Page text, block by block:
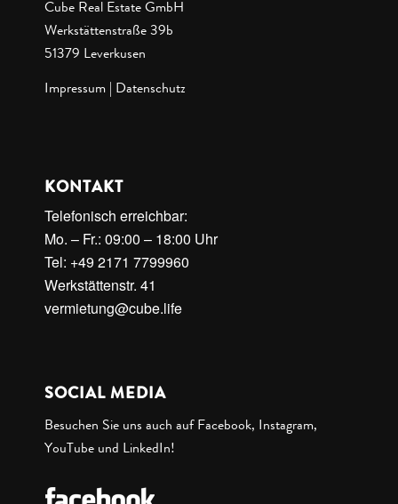
Cube Real Estate GmbH
Werkstättenstraße 39b
51379 Leverkusen
Impressum Datenschutz
KONTAKT
Telefonisch erreichbar:
Mo. – Fr.: 09:00 – 18:00 Uhr
Tel: +49 2171 7799960
Werkstättenstr. 41
vermietung@cube.life
SOCIAL MEDIA
Besuchen Sie uns auch auf Facebook, Instagram,
YouTube und LinkedIn!